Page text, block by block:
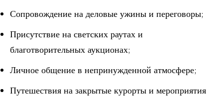
Сопровождение на деловые ужины и переговоры;
Присутствие на светских раутах и
благотворительных аукционах;
Личное общение в непринужденной атмосфере;
Путешествия на закрытые курорты и мероприятия